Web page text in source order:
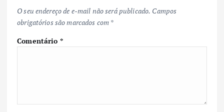
O seu endereço de e-mail não será publicado. Campos
obrigatórios são marcados com *
Comentário *